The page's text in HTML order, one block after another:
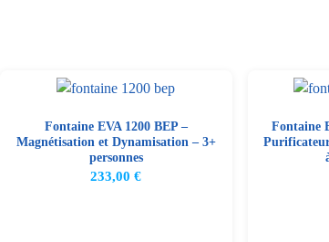
Fontaine EVA 1200 BEP –
Magnétisation et Dynamisation – 3+
personnes
233,00€
Fontaine